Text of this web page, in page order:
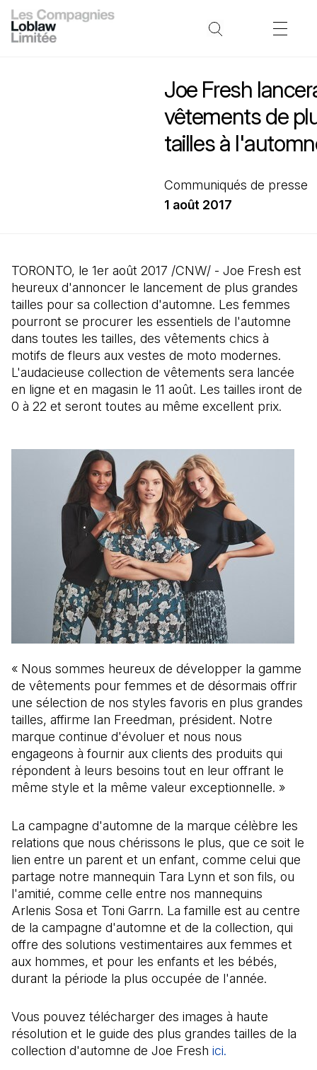
Joe Fresh
vêtements de
tailles à
Communiqués de presse
1 août 2017
TORONTO, le 1er août 2017 /CNW/ - Joe Fresh est
heureux d'annoncer le lancement de plus grandes
tailles pour sa collection d'automne. Les femmes
pourront se procurer les essentiels de l'automne
dans toutes les tailles, des vêtements chics à
motifs de fleurs aux vestes de moto modernes.
L'audacieuse collection de vêtements sera lancée
en ligne et en magasin le 11 août. Les tailles iront de
0 à 22 et seront toutes au même excellent prix.
« Nous sommes heureux de développer la gamme
de vêtements pour femmes et de désormais offrir
une sélection de nos styles favoris en plus grandes
tailles, affirme Ian Freedman, président. Notre
marque continue d'évoluer et nous nous
engageons à fournir aux clients des produits qui
répondent à leurs besoins tout en leur offrant le
même style et la même valeur exceptionnelle. »
La campagne d'automne de la marque célèbre les
relations que nous chérissons le plus, que ce soit le
lien entre un parent et un enfant, comme celui que
partage notre mannequin Tara Lynn et son fils, ou
l'amitié, comme celle entre nos mannequins
Arlenis Sosa et Toni Garrn. La famille est au centre
de la campagne d'automne et de la collection, qui
offre des solutions vestimentaires aux femmes et
aux hommes, et pour les enfants et les bébés,
durant la période la plus occupée de l'année.
Vous pouvez télécharger des images à haute
résolution et le guide des plus grandes tailles de la
collection d'automne de Joe Fresh ici.